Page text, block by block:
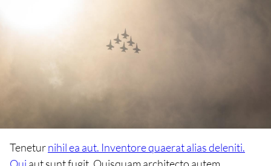
Teneturnihil ea aut. Inventore quaerat alias deleniti.